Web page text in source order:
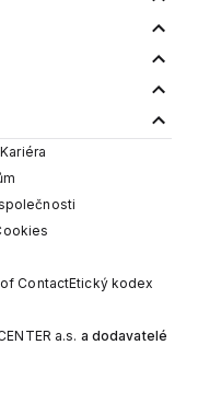
Kariéra
ContactEtický kodex
a.s. a dodavatelé